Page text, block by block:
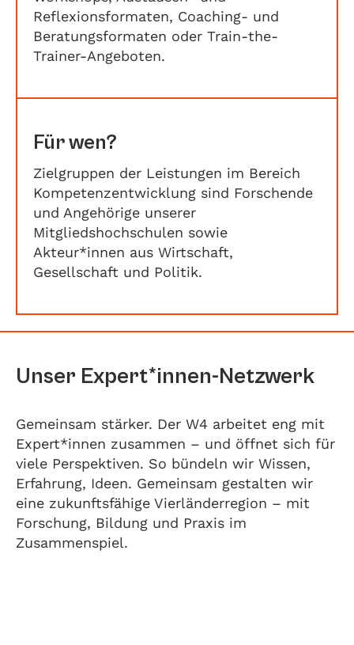
Reflexionsformaten, Coaching- und
Beratungsformaten oder Train-the-
Trainer-Angeboten.
Für wen?
Zielgruppen der Leistungen im Bereich
Kompetenzentwicklung sind Forschende
und Angehörige unserer
Mitgliedshochschulen sowie
Akteur*innen aus Wirtschaft,
Gesellschaft und Politik.
Unser Expert*innen-Netzwerk
Gemeinsam stärker. Der W4 arbeitet eng mit
Expert*innen zusammen – und öffnet sich für
viele Perspektiven. So bündeln wir Wissen,
Erfahrung, Ideen. Gemeinsam gestalten wir
eine zukunftsfähige Vierländerregion – mit
Forschung, Bildung und Praxis im
Zusammenspiel.